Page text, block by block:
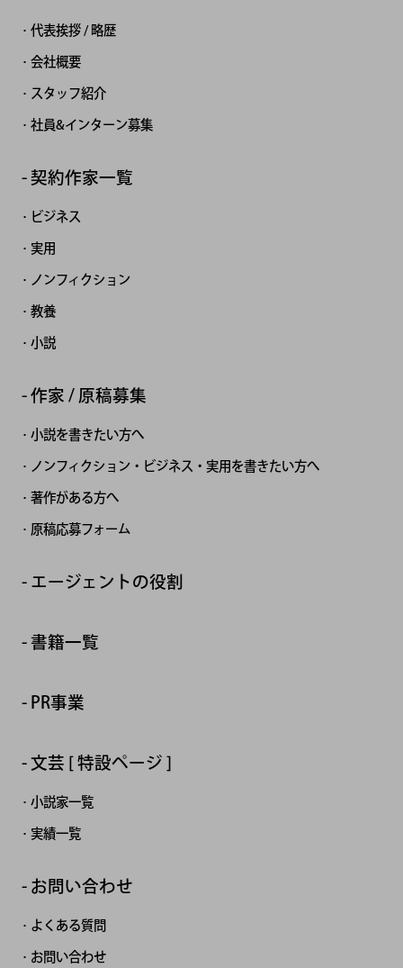
代表挨拶 / 略歴
会社概要
スタッフ紹介
社員&インターン募集
契約作家一覧
ビジネス
実用
ノンフィクション
教養
小説
作家 / 原稿募集
小説を書きたい方へ
ノンフィクション・ビジネス・実用を書きたい方へ
著作がある方へ
原稿応募フォーム
エージェントの役割
書籍一覧
PR事業
文芸 [ 特設ページ ]
小説家一覧
実績一覧
お問い合わせ
よくある質問
お問い合わせ